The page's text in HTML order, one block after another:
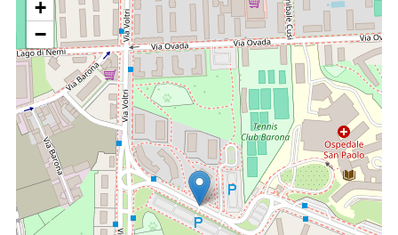
Iperparatiroidismo primario nell’ambito di Malattie
Endocrine Multiple (MEN);
Iperparatiroidismo secondario;
Iperparatiroidismo terziario;
Tumori maligni paratiroidei.
Il trattamento chirurgico di queste patologie è con tecniche
di chirurgia tradizionale e mininvasiva, in tutti i casi con
monitoraggio intra-operatorio del nervo laringeo. Nel caso
specifico del trattamento della patologia paratiroidea, se
questa è causata da malattia monoghiandolare, il
+
−